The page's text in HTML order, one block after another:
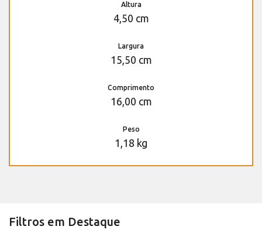
Altura
4,50 cm
Largura
15,50 cm
Comprimento
16,00 cm
Peso
1,18 kg
Filtros em Destaque